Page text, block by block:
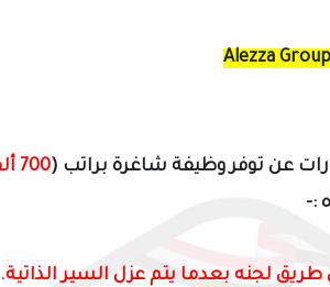
عن توفر وظيفة شاغرة براتب (700 ألف شهرياً
:-
لجنه بعدما يتم عزل السير الذاتية.